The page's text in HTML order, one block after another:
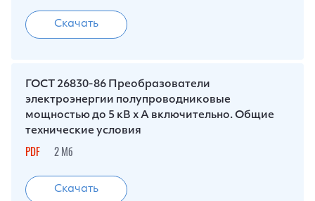
Скачать
ГОСТ 26830-86 Преобразователи
электроэнергии полупроводниковые
мощностью до 5 кВ x А включительно. Общие
технические условия
PDF 2 Мб
Скачать